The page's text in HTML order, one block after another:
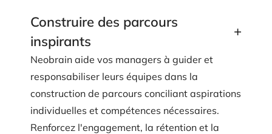
Construire des parcours
inspirants
+
Neobrain aide vos managers à guider et
responsabiliser leurs équipes dans la
construction de parcours conciliant aspirations
individuelles et compétences nécessaires.
Renforcez l'engagement, la rétention et la